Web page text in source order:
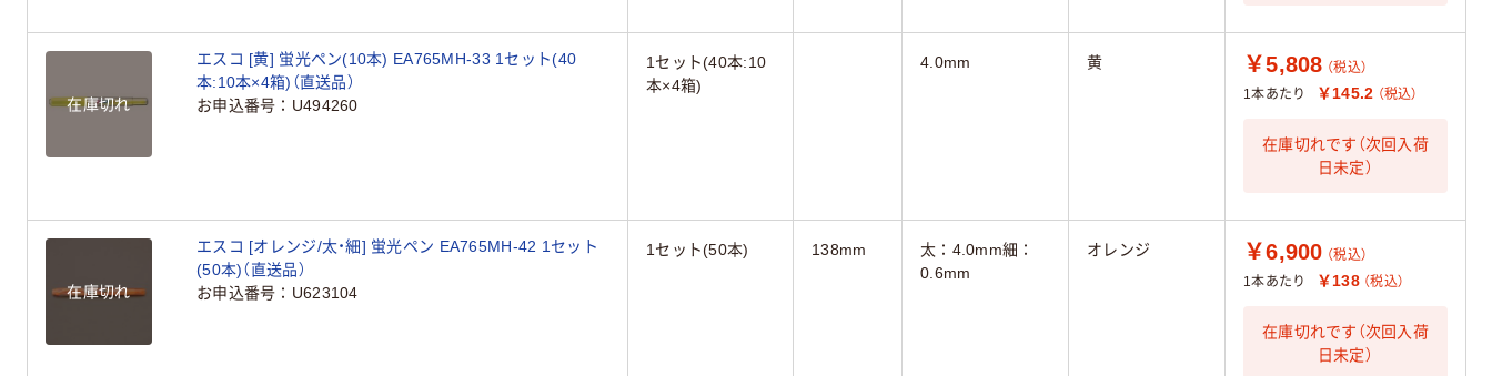
在庫切れ
エスコ [黄] 蛍光ペン(10本) EA765MH-33 1セット(40
本:10本×4箱)（直送品）
お申込番号
U494260
1セット(40本:10
本×4箱)
4.0mm 黄 ￥5,808 （税込）
1本あたり
￥145.2 （税込）
在庫切れです（次回入荷
日未定）
在庫切れ
エスコ [オレンジ/太・細] 蛍光ペン EA765MH-42 1セット
(50本)（直送品）
お申込番号
U623104
1セット(50本) 138mm
太：4.0mm細：
0.6mm
オレンジ ￥6,900 （税込）
1本あたり
￥138 （税込）
在庫切れです（次回入荷
日未定）